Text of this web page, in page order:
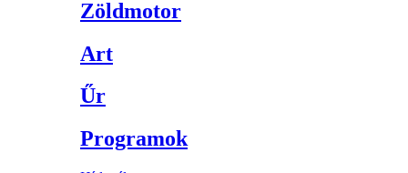
Zöldmotor
Art
Űr
Programok